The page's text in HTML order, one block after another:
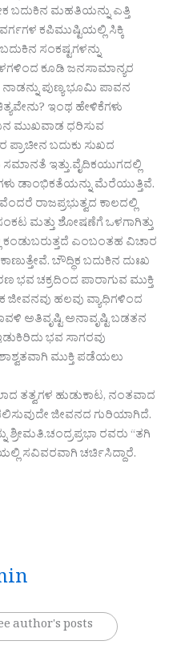
ಬದುಕಿನ ಮಹತಿಯನ್ನು ಎತ್ತಿ
ಕಪಿಮುಷ್ಟಿಯಲ್ಲಿ ಸಿಕ್ಕಿ
ಸಂಕಷ್ಟಗಳನ್ನು
ಕೂಡಿ ಜನಸಾಮಾನ್ಯರ
ಪುಣ್ಯ ಭೂಮಿ ಪಾವನ
ಇಂಥ ಹೇಳಿಕೆಗಳು
ಮುಖವಾಡ ಧರಿಸುವ
ಬದುಕು ಸುಖದ
ಇತ್ತು.ವೈದಿಕಯುಗದಲ್ಲಿ
ಡಾಂಭಿಕತೆಯನ್ನು ಮೆರೆಯುತ್ತಿವೆ.
ರಾಜಪ್ರಭುತ್ವದ ಕಾಲದಲ್ಲಿ
ಮತ್ತು ಶೋಷಣೆಗೆ ಒಳಗಾಗಿತ್ತು
ಕಂಡುಬರುತ್ತದೆ ಎಂಬಂತಹ ವಿಚಾರ
ಬೌದ್ಧಿಕ ಬದುಕಿನ ದುಃಖ
ಭವ ಚಕ್ರದಿಂದ ಪಾರಾಗುವ ಮುಕ್ತಿ
ಹಲವು ವ್ಯಾಧಿಗಳಿಂದ
ಅತಿವೃಷ್ಟಿ ಅನಾವೃಷ್ಟಿ ಬಡತನ
ಭವ ಸಾಗರವು
ಮುಕ್ತಿ ಪಡೆಯಲು
ತತ್ವಗಳ ಹುಡುಕಾಟ, ನಂತವಾದ
ಜೀವನದ ಗುರಿಯಾಗಿದೆ.
ರವರು “ತಗಿ
ಸವಿವರವಾಗಿ ಚರ್ಚಿಸಿದ್ದಾರೆ.
author's posts